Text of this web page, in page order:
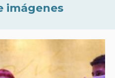
imágenes